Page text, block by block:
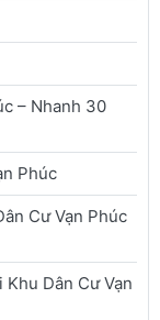
– Nhanh 30
Phúc
Cư Vạn Phúc
Khu Dân Cư Vạn